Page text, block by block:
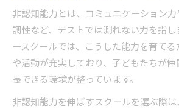
非認知能力とは、コミュニケーション
調性など、テストでは測れない力を指し
ースクールでは、こうした能力を育て
や活動が充実しており、子どもたちが
長できる環境が整っています。
非認知能力を伸ばすスクールを選ぶ際